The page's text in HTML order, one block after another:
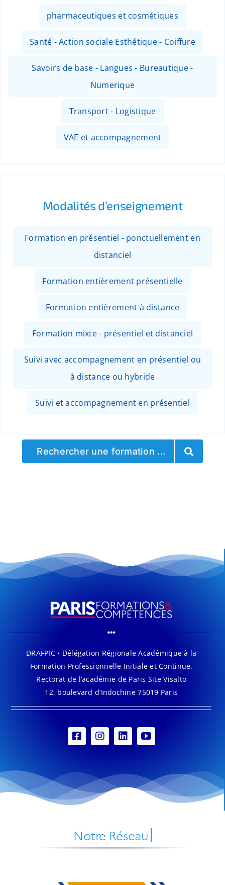
pharmaceutiques et cosmétiques
Santé - Action sociale Esthétique - Coiffure
Savoirs de base - Langues - Bureautique -
Numerique
Transport - Logistique
VAE et accompagnement
Modalités d’enseignement
Formation en présentiel - ponctuellement en
distanciel
Formation entièrement présentielle
Formation entièrement à distance
Formation mixte - présentiel et distanciel
Suivi avec accompagnement en présentiel ou
à distance ou hybride
Suivi et accompagnement en présentiel
Rechercher une formation …
DRAFPIC • Délégation Régionale Académique à la
Formation Professionnelle Initiale et Continue.
Rectorat de l’académie de Paris Site Visalto
12, boulevard d’Indochine 75019 Paris